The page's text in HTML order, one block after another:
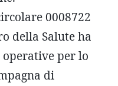
0008722
della Salute ha
per lo
di